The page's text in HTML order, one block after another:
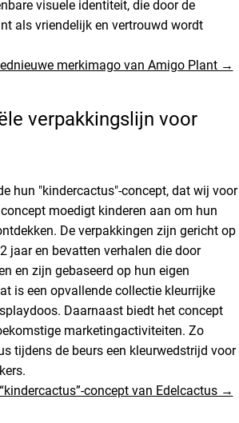
visuele identiteit, die door de
als vriendelijk en vertrouwd wordt
merkimago van Amigo Plant →
verpakkingslijn voor
hun "kindercactus"-concept, dat wij voor
moedigt kinderen aan om hun
De verpakkingen zijn gericht op
jaar en bevatten verhalen die door
en zijn gebaseerd op hun eigen
is een opvallende collectie kleurrijke
Daarnaast biedt het concept
marketingactiviteiten. Zo
tijdens de beurs een kleurwedstrijd voor
concept van Edelcactus →